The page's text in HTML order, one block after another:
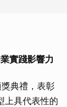
實踐影響力
典禮，表彰
上具代表性的